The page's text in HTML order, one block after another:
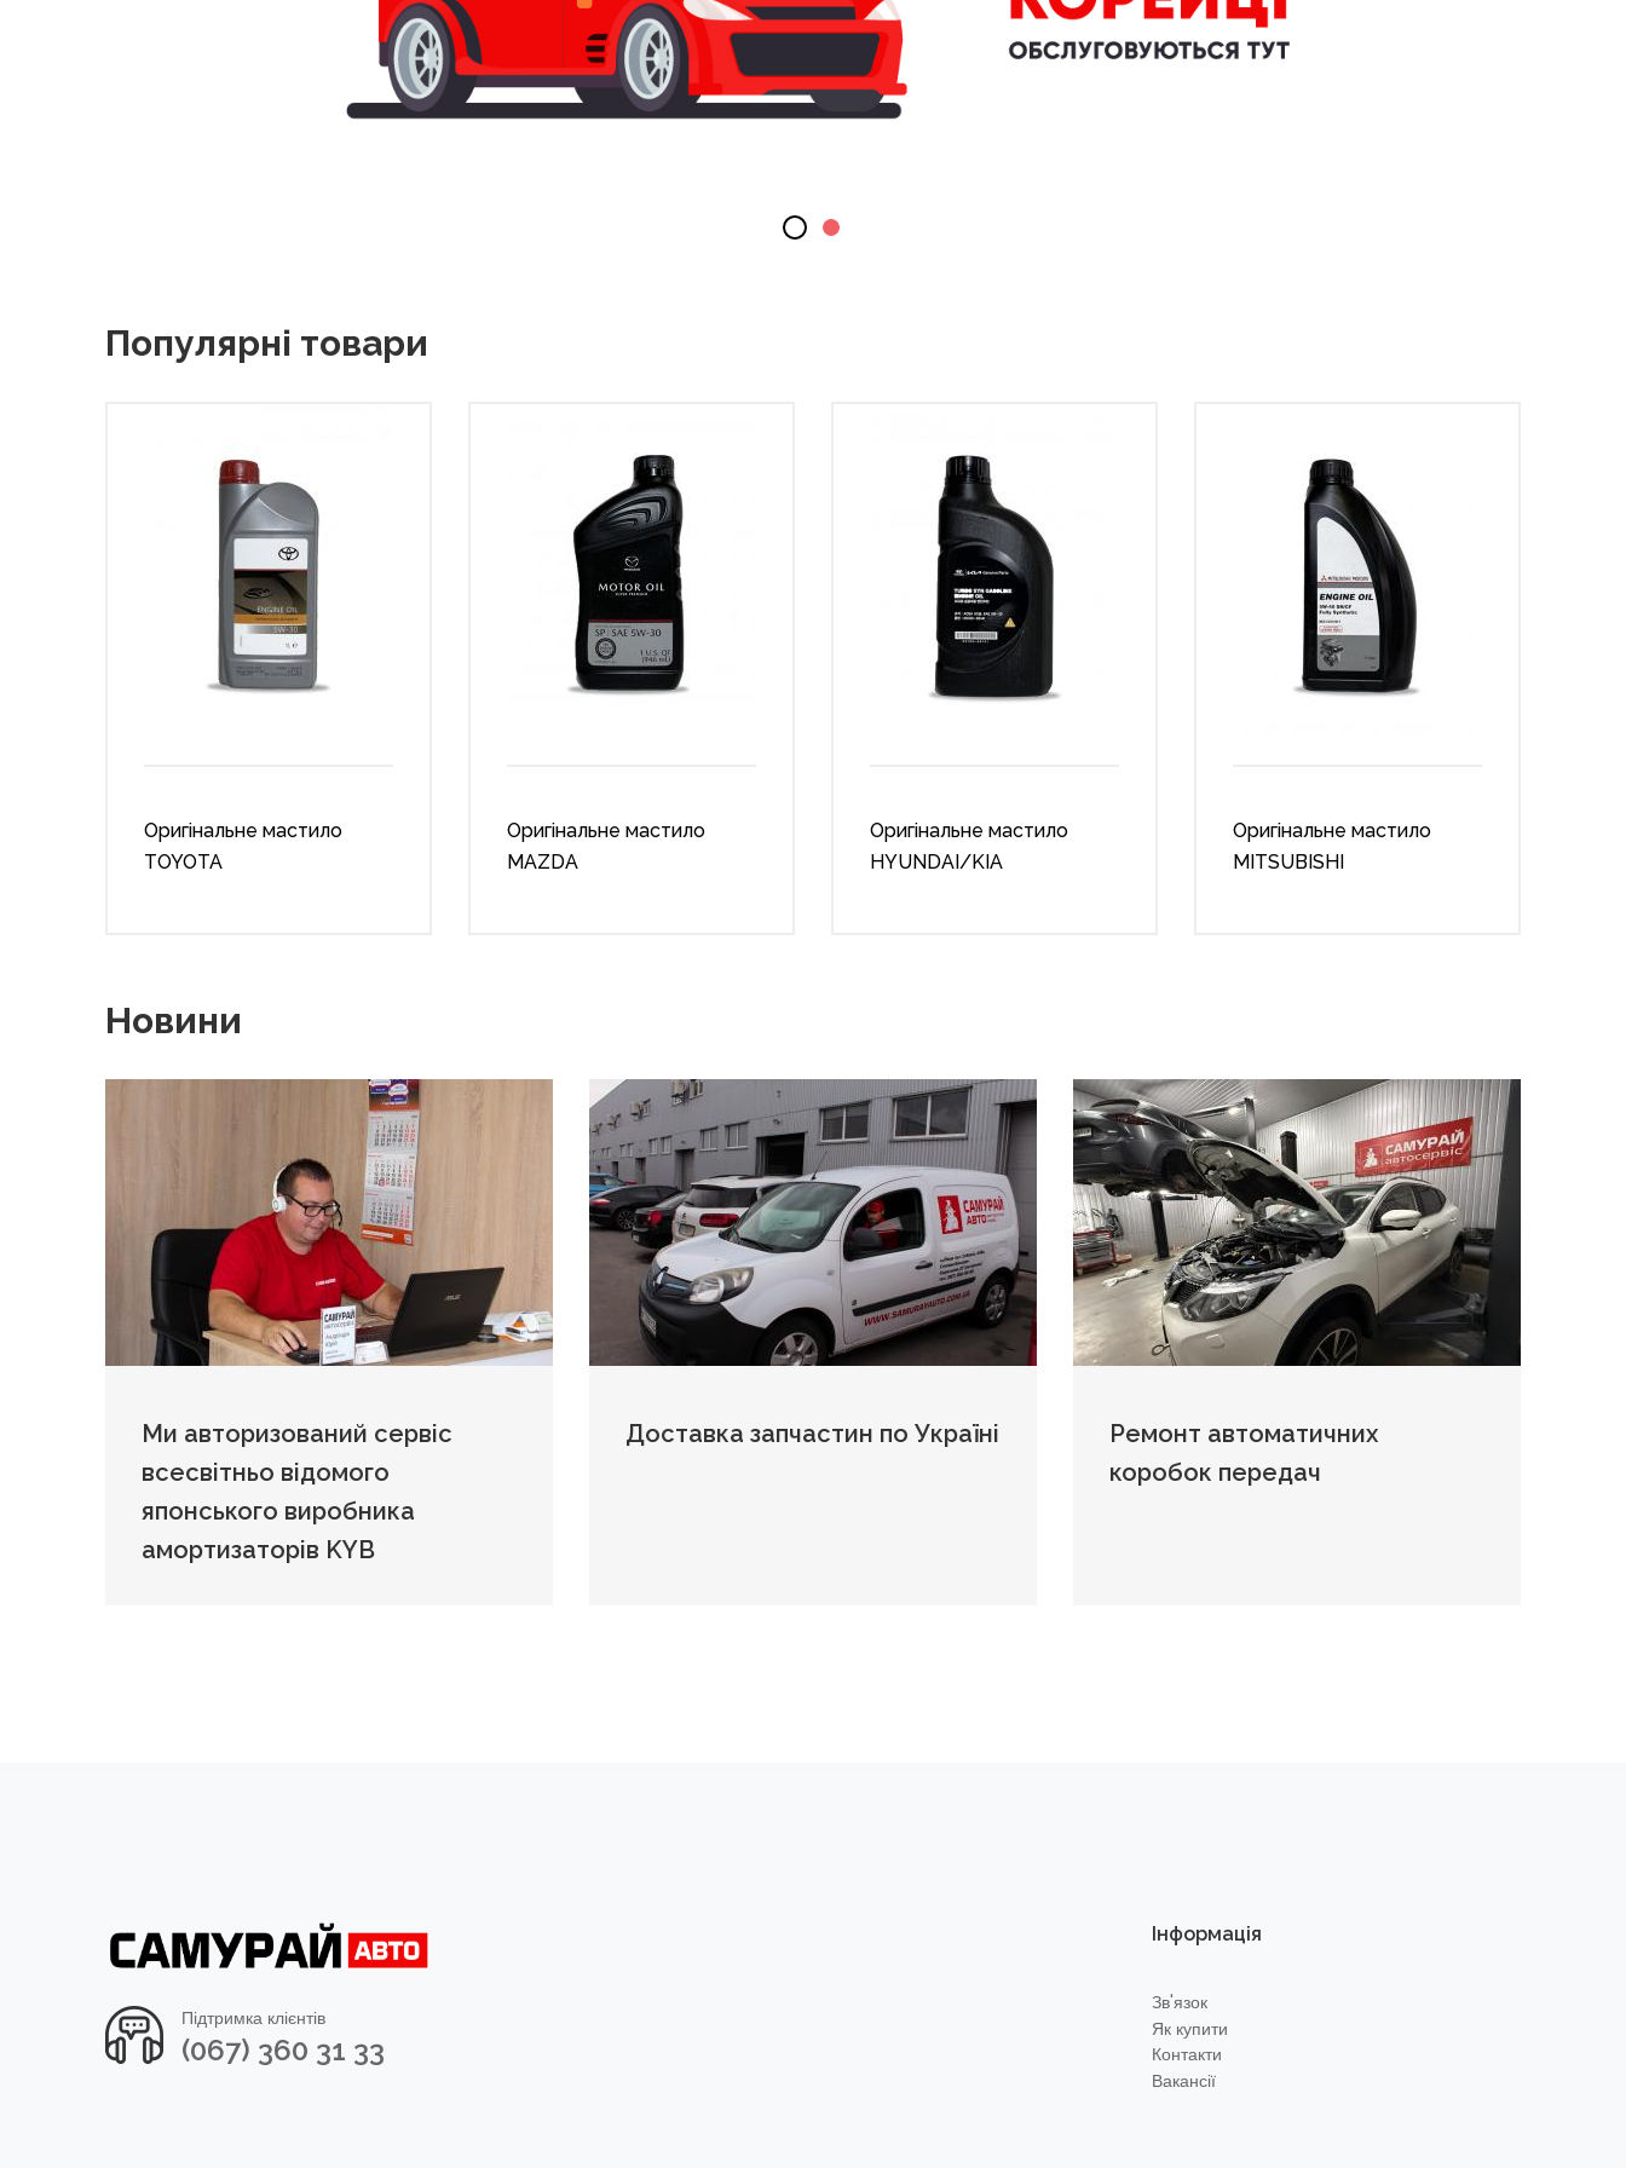
Популярні товари
Оригінальне мастило
TOYOTA
Оригінальне мастило
MAZDA
Оригінальне мастило
HYUNDAI/KIA
Оригінальне мастило
MITSUBISHI
Новини
Ми авторизований сервіс
всесвітньо відомого
японського виробника
амортизаторів KYB
Доставка запчастин по Україні
Ремонт автоматичних
коробок передач
Підтримка клієнтів
(067) 360 31 33
Інформація
Зв'язок
Як купити
Контакти
Вакансії